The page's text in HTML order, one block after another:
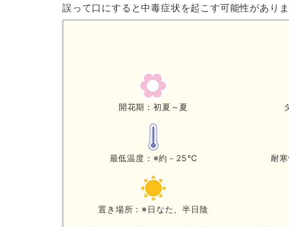
誤って口にすると中毒症状を起こす可能性があり
開花期：初夏～夏
最低温度：※約－25℃ 耐
置き場所：※日なた、半日陰